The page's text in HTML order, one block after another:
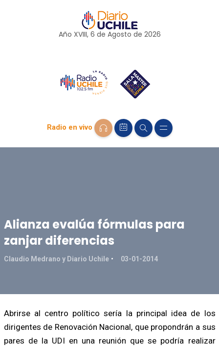
Año XVIII, 6 de Agosto de 2026
Radio en vivo
Alianza evalúa fórmulas para
zanjar diferencias
Claudio Medrano y Diario Uchile 03-01-2014
Abrirse al centro político sería la principal idea de los
dirigentes de Renovación Nacional, que propondrán a sus
pares de la UDI en una reunión que se podría realizar